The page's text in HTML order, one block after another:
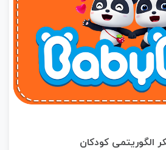
الگوریتمی کودکان